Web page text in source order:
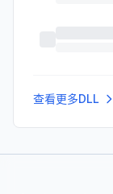
查看更多DLL